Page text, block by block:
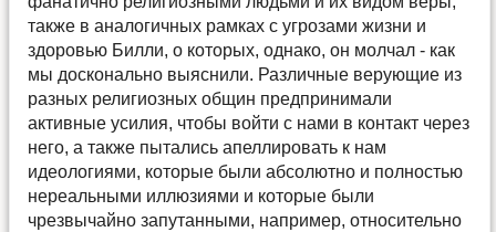
также в аналогичных рамках с угрозами жизни и
здоровью Билли, о которых, однако, он молчал - как
мы досконально выяснили. Различные верующие из
разных религиозных общин предпринимали
активные усилия, чтобы войти с нами в контакт через
него, а также пытались апеллировать к нам
идеологиями, которые были абсолютно и полностью
нереальными иллюзиями и которые были
чрезвычайно запутанными, например, относительно